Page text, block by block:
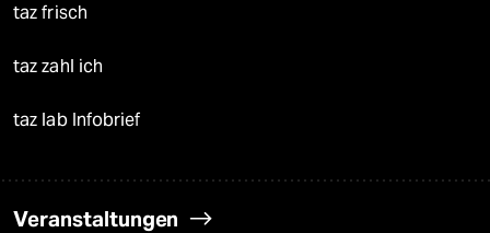
taz frisch
taz zahl ich
taz lab Infobrief
Veranstaltungen